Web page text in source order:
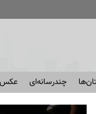
چندرسانه‌ای عکس